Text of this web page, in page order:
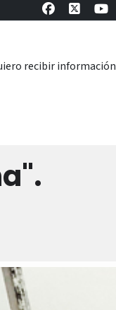
recibir información